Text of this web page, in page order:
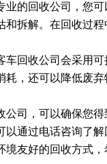
的回收公司，您可
拆解。在回收过
回收公司会采用可
，还可以降低废弃
司，可以确保您得
通过电话咨询了
友好的回收方式